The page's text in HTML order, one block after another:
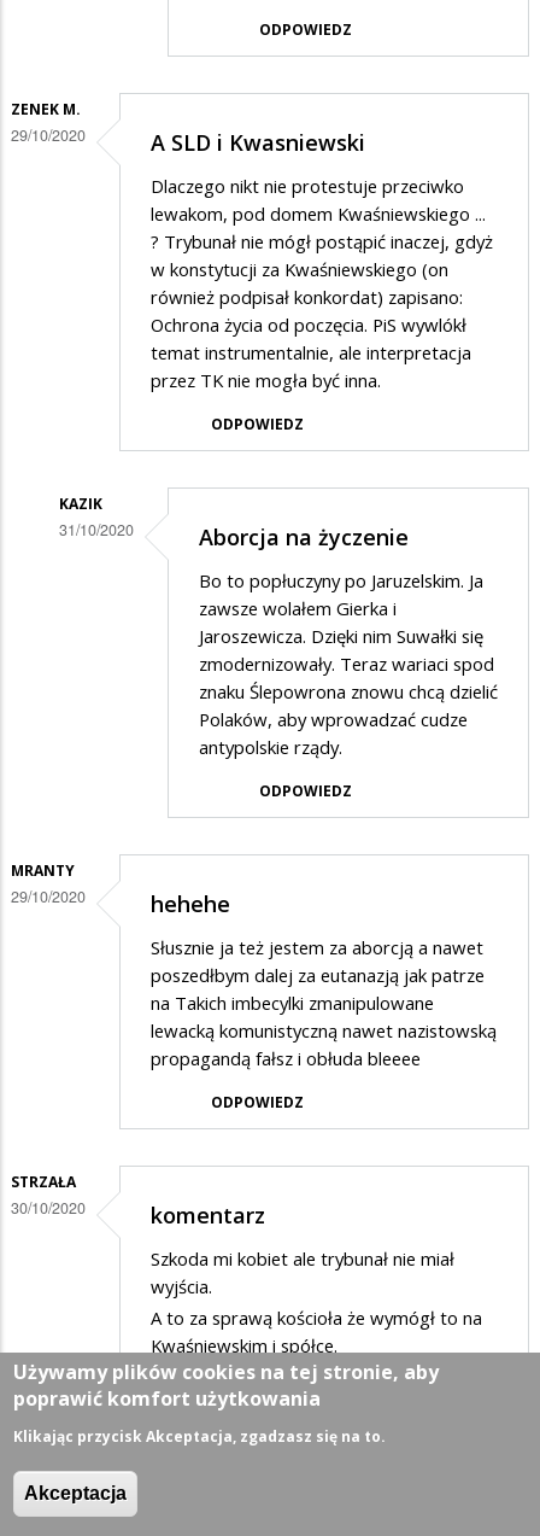
ODPOWIEDZ
ZENEK M.
29/10/2020 A SLD i Kwasniewski
Dlaczego nikt nie protestuje przeciwko
lewakom, pod domem Kwaśniewskiego ...
? Trybunał nie mógł postąpić inaczej, gdyż
w konstytucji za Kwaśniewskiego (on
również podpisał konkordat) zapisano:
Ochrona życia od poczęcia. PiS wywlókł
temat instrumentalnie, ale interpretacja
przez TK nie mogła być inna.
ODPOWIEDZ
KAZIK
31/10/2020
i
Kwasniewski
Aborcja na życzenie
Bo to popłuczyny po Jaruzelskim. Ja
zawsze wolałem Gierka i
Jaroszewicza. Dzięki nim Suwałki się
zmodernizowały. Teraz wariaci spod
znaku Ślepowrona znowu chcą dzielić
Polaków, aby wprowadzać cudze
antypolskie rządy.
ODPOWIEDZ
MRANTY
29/10/2020 hehehe
Słusznie ja też jestem za aborcją a nawet
poszedłbym dalej za eutanazją jak patrze
na Takich imbecylki zmanipulowane
lewacką komunistyczną nawet nazistowską
propagandą fałsz i obłuda bleeee
ODPOWIEDZ
STRZAŁA
30/10/2020 komentarz
Szkoda mi kobiet ale trybunał nie miał
wyjścia.
A to za sprawą kościoła że wymógł to na
Kwaśniewskim i spółce.
ODPOWIEDZ
OLXYZ
31/10/2020
Używamy plików cookies na tej stronie, aby
poprawić komfort użytkowania
Klikając przycisk Akceptacja, zgadzasz się na to.
Akceptacja